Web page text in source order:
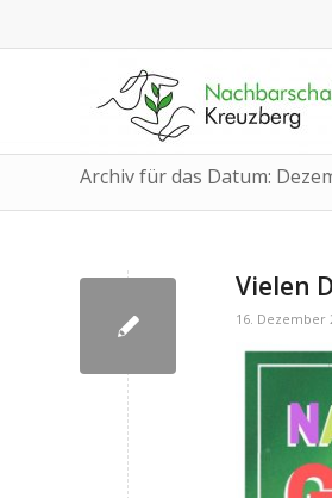
Archiv für das Datum:
Vielen
16. Dezember